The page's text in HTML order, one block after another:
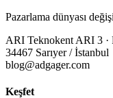
Pazarlama dünyası
ARI Teknokent ARI 3 ·
34467 Sarıyer / İstanbul
blog@adgager.com
Keşfet